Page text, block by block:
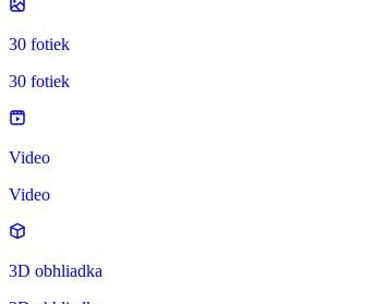
30 fotiek
30 fotiek
Video
Video
3D obhliadka